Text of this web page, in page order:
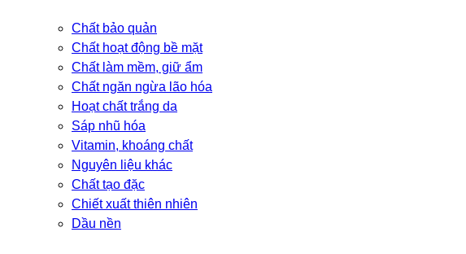
Chất bảo quản
Chất hoạt động bề mặt
Chất làm mềm, giữ ẩm
Chất ngăn ngừa lão hóa
Hoạt chất trắng da
Sáp nhũ hóa
Vitamin, khoáng chất
Nguyên liệu khác
Chất tạo đặc
Chiết xuất thiên nhiên
Dầu nền